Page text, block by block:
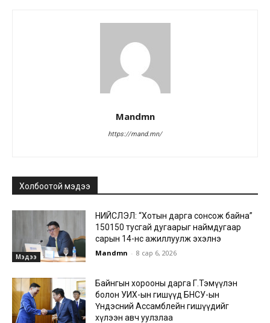
Mandmn
https://mand.mn/
Холбоотой мэдээ
Мэдээ
НИЙСЛЭЛ: “Хотын дарга сонсож байна”
150150 тусгай дугаарыг наймдугаар
сарын 14-нөөс ажиллуулж эхэлнэ
Mandmn - 8 сар 6, 2026
Байнгын хорооны дарга Г.Тэмүүлэн
болон УИХ-ын гишүүд БНСУ-ын
Үндэсний Ассамблейн гишүүдийг
хүлээн авч уулзлаа